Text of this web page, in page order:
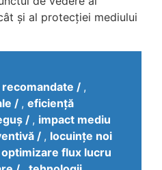
și al protecției mediului
,
, eficiență
, impact mediu
, locuințe noi
optimizare flux lucru